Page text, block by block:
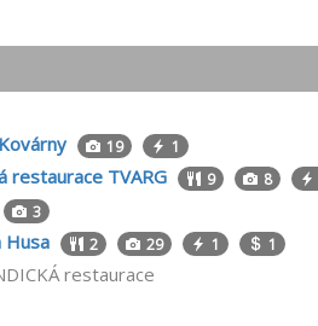
19 1
restaurace TVARG 9 8
3
Husa 2 29 1 1
restaurace